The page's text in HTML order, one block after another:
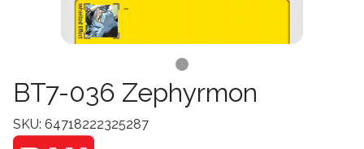
BT7-036 Zephyrmon
SKU: 64718222325287